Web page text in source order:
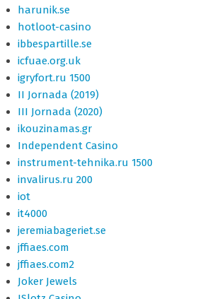
harunik.se
hotloot-casino
ibbespartille.se
icfuae.org.uk
igryfort.ru 1500
II Jornada (2019)
III Jornada (2020)
ikouzinamas.gr
Independent Casino
instrument-tehnika.ru 1500
invalirus.ru 200
iot
it4000
jeremiabageriet.se
jffiaes.com
jffiaes.com2
Joker Jewels